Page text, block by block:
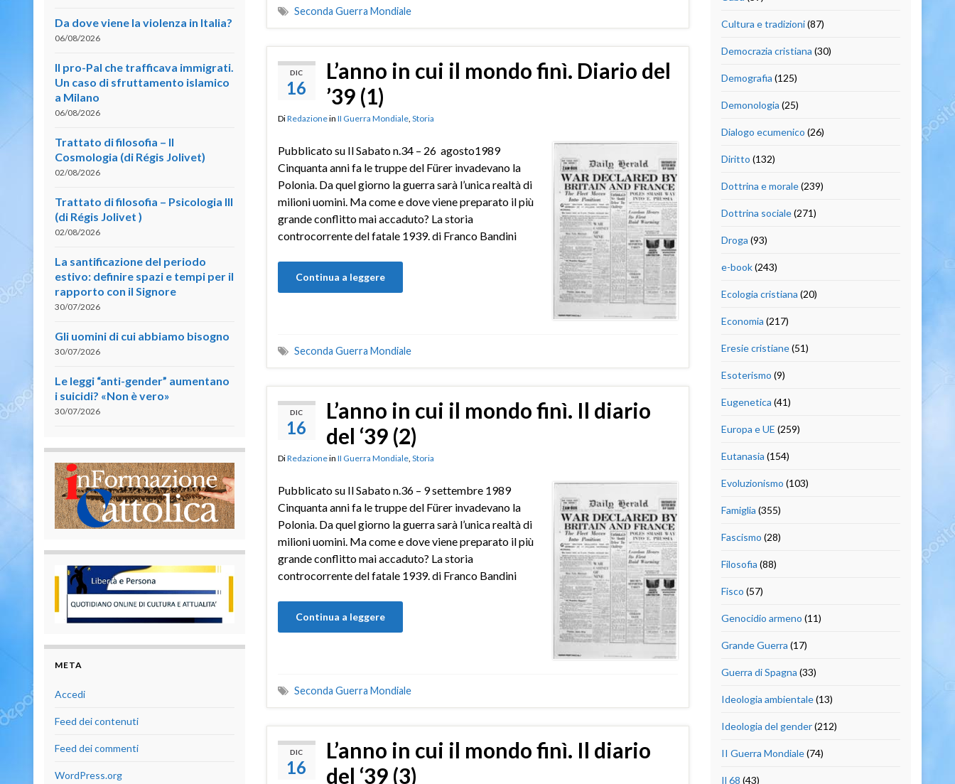
Seconda Guerra Mondiale
DIC
16
L’anno in cui il mondo finì. Diario del
’39 (1)
DiRedazionein II Guerra Mondiale, Storia
Pubblicato su Il Sabato n.34 – 26 agosto1989
Cinquanta anni fa le truppe del Fürer invadevano la
Polonia. Da quel giorno la guerra sarà l’unica realtà di
milioni uomini. Ma come e dove viene preparato il più
grande conflitto mai accaduto? La storia
controcorrente del fatale 1939. di Franco Bandini
Continua a leggere
Seconda Guerra Mondiale
DIC
16
L’anno in cui il mondo finì. Il diario
del ‘39 (2)
DiRedazionein II Guerra Mondiale, Storia
Pubblicato su Il Sabato n.36 – 9 settembre 1989
Cinquanta anni fa le truppe del Fürer invadevano la
Polonia. Da quel giorno la guerra sarà l’unica realtà di
milioni uomini. Ma come e dove viene preparato il più
grande conflitto mai accaduto? La storia
controcorrente del fatale 1939. di Franco Bandini
Continua a leggere
Seconda Guerra Mondiale
DIC
16
L’anno in cui il mondo finì. Il diario
del ‘39 (3)
Da dove viene la violenza in Italia?
06/08/2026
Il pro-Pal che trafficava immigrati.
Un caso di sfruttamento islamico
a Milano
06/08/2026
Trattato di filosofia – II
Cosmologia (di Régis Jolivet)
02/08/2026
Trattato di filosofia – Psicologia III
(di Régis Jolivet )
02/08/2026
La santificazione del periodo
estivo: definire spazi e tempi per il
rapporto con il Signore
30/07/2026
Gli uomini di cui abbiamo bisogno
30/07/2026
Le leggi “anti-gender” aumentano
i suicidi? «Non è vero»
30/07/2026
META
Accedi
Feed dei contenuti
Feed dei commenti
WordPress.org
Cultura e tradizioni(87)
Democrazia cristiana (30)
Demografia (125)
Demonologia (25)
Dialogo ecumenico (26)
Diritto (132)
Dottrina e morale(239)
Dottrina sociale(271)
Droga (93)
e-book(243)
Ecologia cristiana (20)
Economia (217)
Eresie cristiane(51)
Esoterismo (9)
Eugenetica (41)
Europa e UE (259)
Eutanasia (154)
Evoluzionismo (103)
Famiglia (355)
Fascismo (28)
Filosofia (88)
Fisco (57)
Genocidio armeno (11)
Grande Guerra (17)
Guerra di Spagna (33)
Ideologia ambientale(13)
Ideologia del gender(212)
II Guerra Mondiale(74)
Il 68 (43)